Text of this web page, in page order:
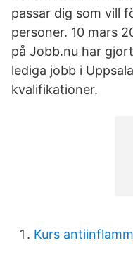
passar dig som vill
personer. 10 mars
på Jobb.nu har
lediga jobb i
kvalifikationer.
Kurs